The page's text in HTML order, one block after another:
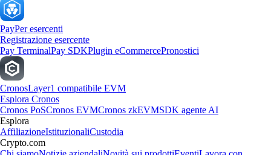
PayPer esercenti
Registrazione esercente
Pay TerminalPay SDKPlugin eCommercePronostici
CronosLayer1 compatibile EVM
Esplora Cronos
Cronos PoSCronos EVMCronos zkEVMSDK agente AI
Esplora
AffiliazioneIstituzionaliCustodia
Crypto.com